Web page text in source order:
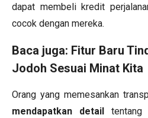
dapat membeli kredit
cocok dengan mereka.
Baca juga: Fitur Baru
Jodoh Sesuai Minat Kita
Orang yang memesankan
mendapatkan detail